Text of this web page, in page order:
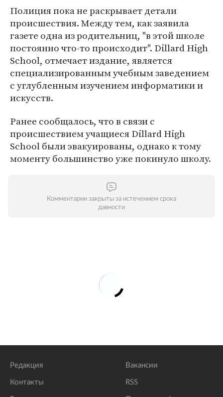
Полиция пока не раскрывает детали
происшествия. Между тем, как заявила
газете одна из родительниц, "в этой школе
постоянно что-то происходит". Dillard High
School, отмечает издание, является
специализированным учебным заведением
с углубленным изучением информатики и
искусств.
Ранее сообщалось, что в связи с
происшествием учащиеся Dillard High
School были эвакуированы, однако к тому
моменту большинство уже покинуло школу.
Комментарии закрыты за истечением срока
давности
Редакция
Контакты
Вакансии
RSS